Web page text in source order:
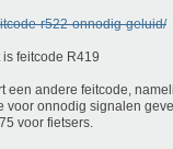
r522-onnodig-geluid/
feitcode R419
een andere feitcode,
voor onnodig signalen
voor fietsers.